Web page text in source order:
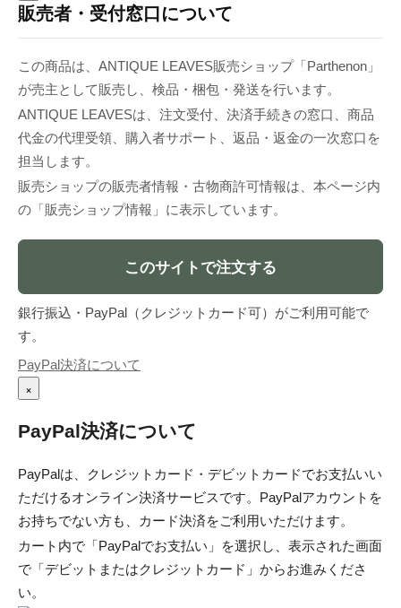
販売者・受付窓口について
この商品は、ANTIQUE LEAVES販売ショップ「Parthenon」
が売主として販売し、検品・梱包・発送を行います。
ANTIQUE LEAVESは、注文受付、決済手続きの窓口、商品
代金の代理受領、購入者サポート、返品・返金の一次窓口を
担当します。
販売ショップの販売者情報・古物商許可情報は、本ページ内
の「販売ショップ情報」に表示しています。
このサイトで注文する
銀行振込・PayPal（クレジットカード可）がご利用可能で
す。
PayPal決済について
×
PayPal決済について
PayPalは、クレジットカード・デビットカードでお支払いい
ただけるオンライン決済サービスです。PayPalアカウントを
お持ちでない方も、カード決済をご利用いただけます。
カート内で「PayPalでお支払い」を選択し、表示された画面
で「デビットまたはクレジットカード」からお進みくださ
い。